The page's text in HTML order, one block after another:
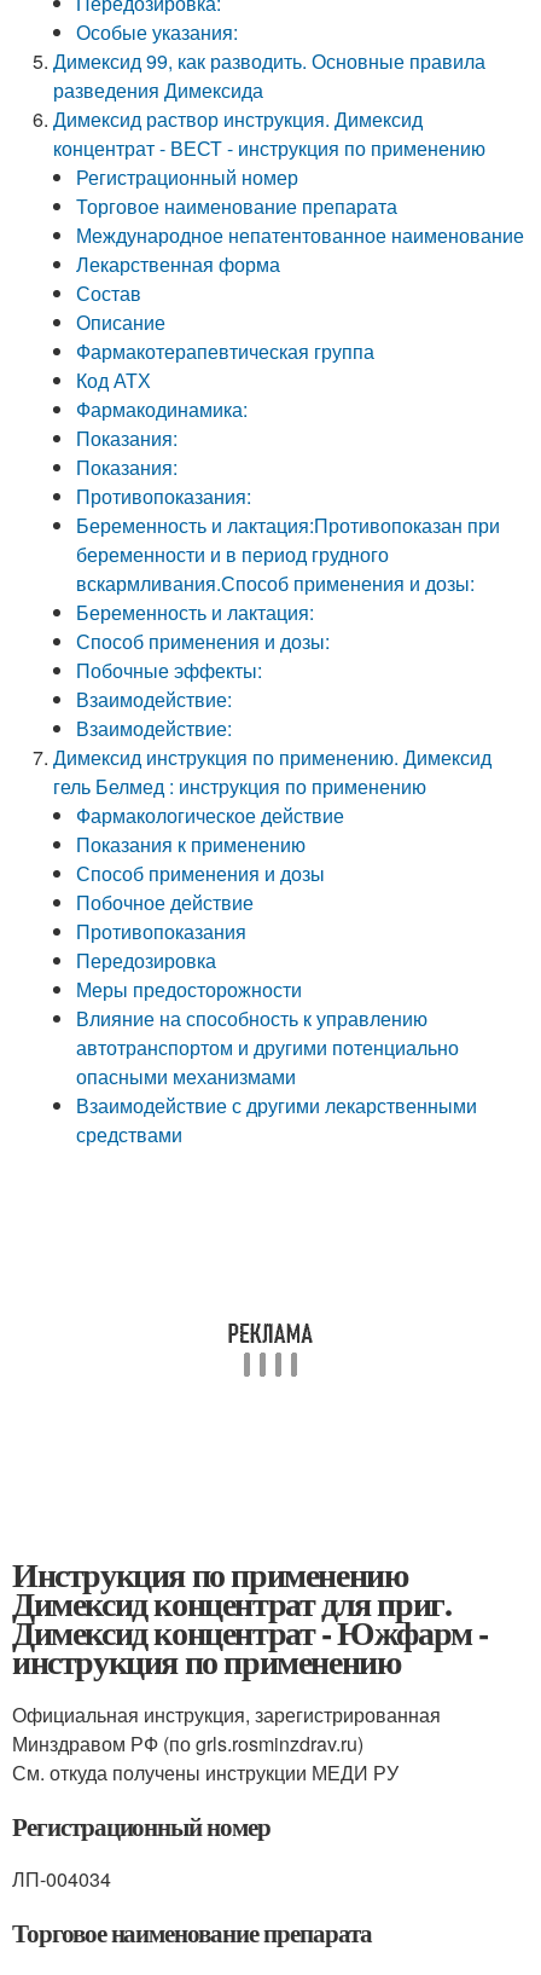
Особые указания:
Димексид 99, как разводить. Основные правила
разведения Димексида
Димексид раствор инструкция. Димексид
концентрат - ВЕСТ - инструкция по применению
Регистрационный номер
Торговое наименование препарата
Международное непатентованное наименование
Лекарственная форма
Состав
Описание
Фармакотерапевтическая группа
Код АТХ
Фармакодинамика:
Показания:
Показания:
Противопоказания:
Беременность и лактация:Противопоказан при
беременности и в период грудного
вскармливания.Способ применения и дозы:
Беременность и лактация:
Способ применения и дозы:
Побочные эффекты:
Взаимодействие:
Взаимодействие:
Димексид инструкция по применению. Димексид
гель Белмед : инструкция по применению
Фармакологическое действие
Показания к применению
Способ применения и дозы
Побочное действие
Противопоказания
Передозировка
Меры предосторожности
Влияние на способность к управлению
автотранспортом и другими потенциально
опасными механизмами
Взаимодействие с другими лекарственными
средствами
Инструкция по применению
Димексид концентрат для приг.
Димексид концентрат - Южфарм -
инструкция по применению
Официальная инструкция, зарегистрированная
Минздравом РФ (по grls.rosminzdrav.ru)
См. откуда получены инструкции МЕДИ РУ
Регистрационный номер
ЛП-004034
Торговое наименование препарата